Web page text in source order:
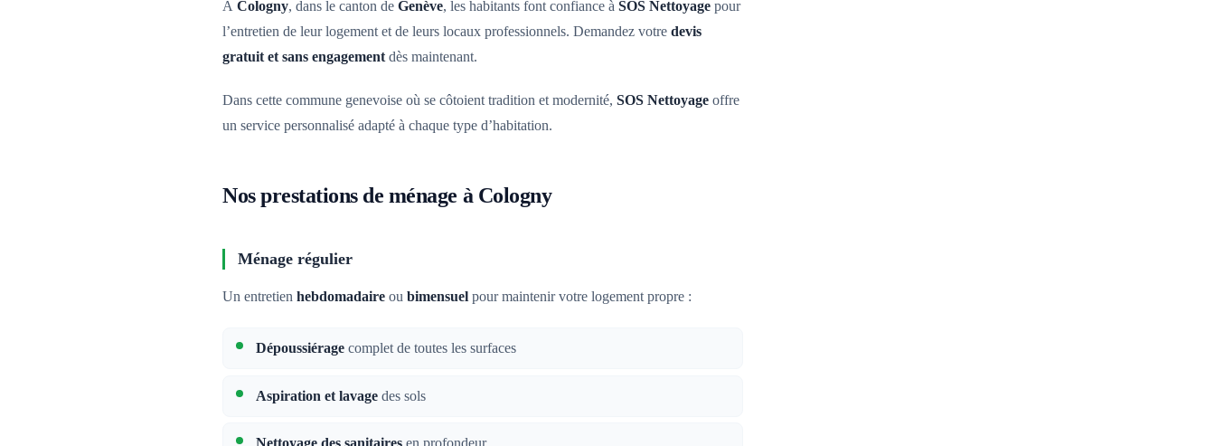
À Cologny, dans le canton de Genève, les habitants font confiance à SOS Nettoyage pour
l’entretien de leur logement et de leurs locaux professionnels. Demandez votre devis
gratuit et sans engagementdès maintenant.
Dans cette commune genevoise où se côtoient tradition et modernité, SOS Nettoyage offre
un service personnalisé adapté à chaque type d’habitation.
Nos prestations de ménage à Cologny
Ménage régulier
Un entretien hebdomadaire ou bimensuel pour maintenir votre logement propre :
Dépoussiérage complet de toutes les surfaces
Aspiration et lavage des sols